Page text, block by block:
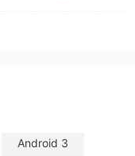
Android 3